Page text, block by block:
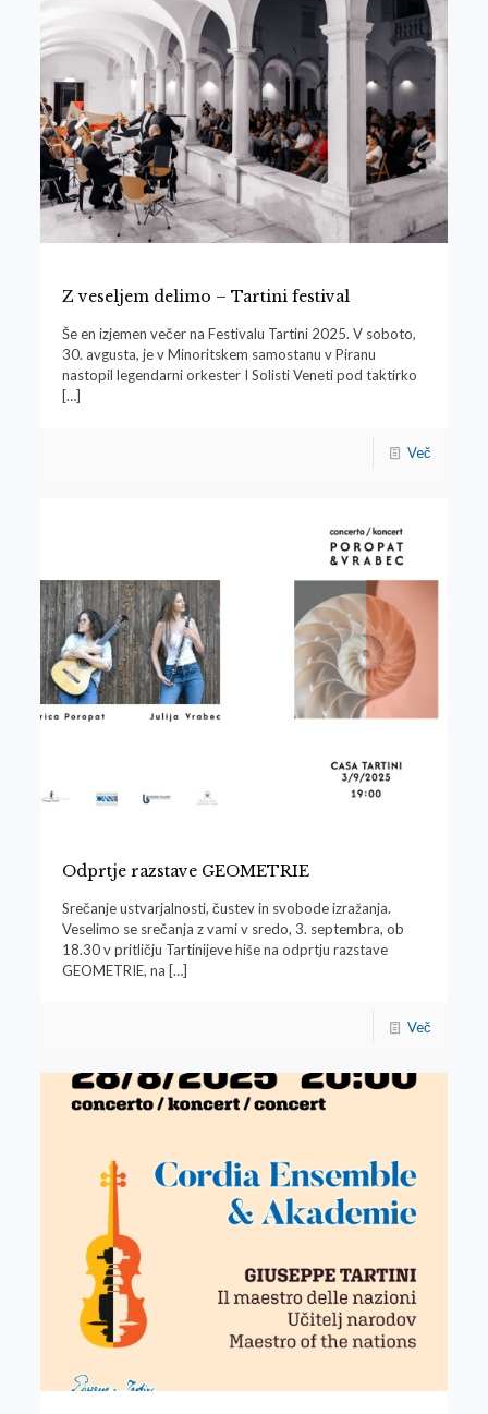
Z veseljem delimo – Tartini festival
Še en izjemen večer na Festivalu Tartini 2025. V soboto,
30. avgusta, je v Minoritskem samostanu v Piranu
nastopil legendarni orkester I Solisti Veneti pod taktirko
[…]
Več
Odprtje razstave GEOMETRIE
Srečanje ustvarjalnosti, čustev in svobode izražanja.
Veselimo se srečanja z vami v sredo, 3. septembra, ob
18.30 v pritličju Tartinijeve hiše na odprtju razstave
GEOMETRIE, na […]
Več